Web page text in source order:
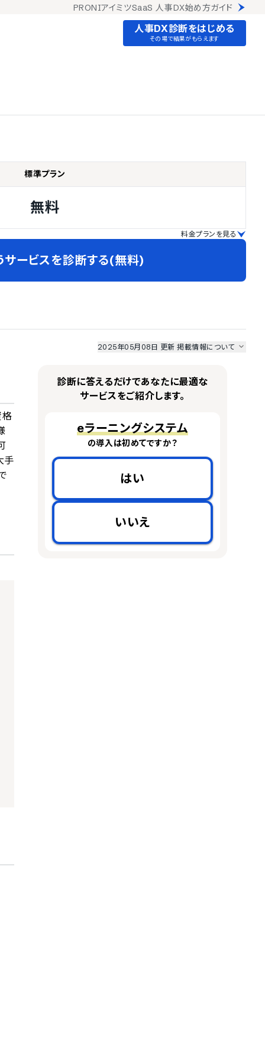
PRONIアイミツSaaS 人事DX始め方ガイド
人事DX診断をはじめる
その場で結果がもらえます
標準プラン
無料
料金プランを見る
サービスを診断する(無料)
2025年05月08日 更新掲載情報について
一部
PRONIアイミツSaaS
のサービスデータを参照しています。
人事DX最強ナビ編集部 情報取得元
格
手
診断に答えるだけであなたに最適な
サービスをご紹介します。
eラーニングシステム
の導入は初めてですか？
はい
いいえ